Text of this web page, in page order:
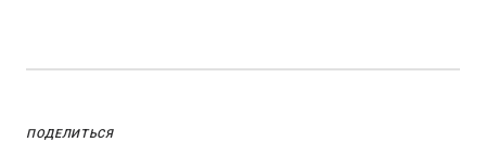
ПОДЕЛИТЬСЯ